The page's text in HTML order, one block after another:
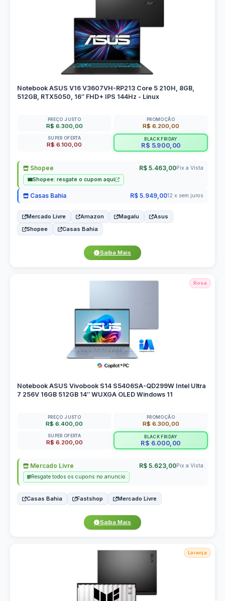
Notebook ASUS V16 V3607VH-RP213 Core 5 210H, 8GB,
512GB, RTX5050, 16″ FHD+ IPS 144Hz - Linux
PREÇO JUSTO
R$ 6.300,00
PROMOÇÃO
R$ 6.200,00
SUPER OFERTA
R$ 6.100,00
BLACK FRIDAY
R$ 5.900,00
Shopee R$ 5.463,00Pix a Vista
Shopee: resgate o cupom aqui
Casas Bahia R$ 5.949,0012 x sem juros
Mercado Livre Amazon Magalu
Asus
Shopee
Casas Bahia
Saiba Mais
Rosa
Notebook ASUS Vivobook S14 S5406SA-QD299W Intel Ultra
7 256V 16GB 512GB 14″ WUXGA OLED Windows 11
PREÇO JUSTO
R$ 6.400,00
PROMOÇÃO
R$ 6.300,00
SUPER OFERTA
R$ 6.200,00
BLACK FRIDAY
R$ 6.000,00
Mercado Livre R$ 5.623,00Pix a Vista
Resgate todos os cupons no anuncio
Casas Bahia Fastshop Mercado Livre
Saiba Mais
Laranja